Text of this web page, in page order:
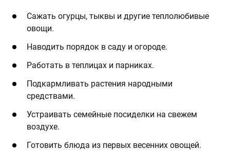
Сажать огурцы, тыквы и другие теплолюбивые
овощи.
Наводить порядок в саду и огороде.
Работать в теплицах и парниках.
Подкармливать растения народными
средствами.
Устраивать семейные посиделки на свежем
воздухе.
Готовить блюда из первых весенних овощей.